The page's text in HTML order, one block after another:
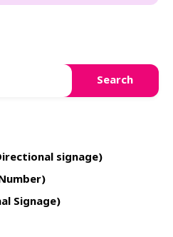
Search
signage)
Signage)